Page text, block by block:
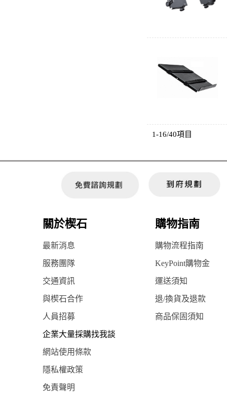
1-16/40項目
關於楔石 購物指南
最新消息 購物流程指南
服務團隊 KeyPoint購物金
交通資訊 運送須知
與楔石合作 退/換貨及退款
人員招募 商品保固須知
企業大量採購找我談
網站使用條款
隱私權政策
免責聲明